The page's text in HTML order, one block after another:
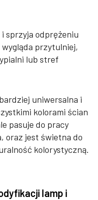
sprzyja odprężeniu
przytulniej,
lub stref
uniwersalna i
kolorami ścian
pasuje do pracy
oraz jest świetna do
kolorystyczną.
lamp i